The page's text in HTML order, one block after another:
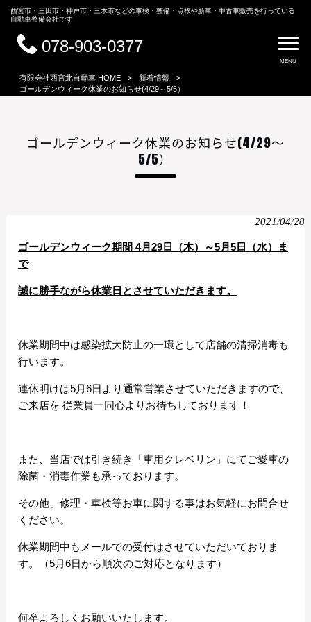
西宮市・三田市・神戸市・三木市などの車検・整備・点検や新車・中古車販売を行っている
自動車整備会社です
078-903-0377
MENU
有限会社西宮北自動車 HOME > 新着情報
>
ゴールデンウィーク休業のお知らせ(4/29～5/5）
ゴールデンウィーク休業のお知らせ(4/29～
5/5）
2021/04/28
ゴールデンウィーク期間 4月29日（木）～5月5日（水）ま
で
誠に勝手ながら休業日とさせていただきます。
休業期間中は感染拡大防止の一環として店舗の清掃消毒も
行います。
連休明けは5月6日より通常営業させていただきますので、
ご来店を 従業員一同心よりお待ちしております！
また、当店では引き続き「車用クレベリン」にてご愛車の
除菌・消毒作業も承っております。
その他、修理・車検等お車に関する事はお気軽にお問合せ
ください。
休業期間中もメールでの受付はさせていただいておりま
す。（5月6日から順次のご対応となります）
何卒よろしくお願いいたします。